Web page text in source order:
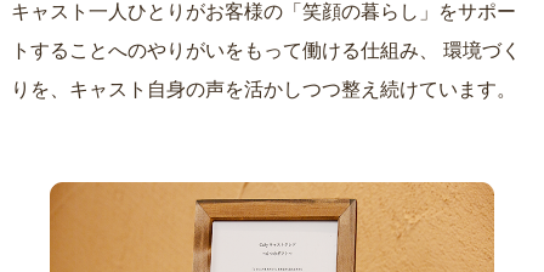
キャスト一人ひとりがお客様の「笑顔の暮らし」をサポー
トすることへのやりがいをもって働ける仕組み、
りを、キャスト自身の声を活かしつつ整え続けています。